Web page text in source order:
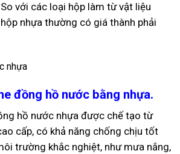
So với các loại hộp làm từ vật liệu
nhựa thường có giá thành phải
đồng hồ nước bằng nhựa.
hồ nước nhựa được chế tạo từ
cấp, có khả năng chống chịu tốt
trường khắc nghiệt, như mưa nắng,